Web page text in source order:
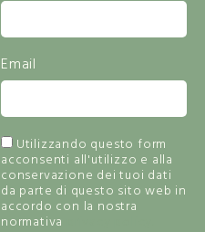
Email
Utilizzando questo form
acconsenti all'utilizzo e alla
conservazione dei tuoi dati
da parte di questo sito web in
accordo con la nostra
normativa